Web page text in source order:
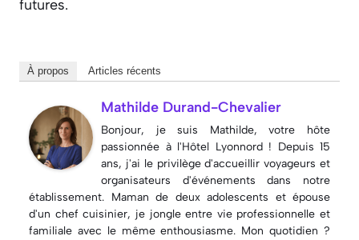
futures.
À propos Articles récents
Mathilde Durand-Chevalier
Bonjour, je suis Mathilde, votre hôte
passionnée à l'Hôtel Lyonnord ! Depuis 15
ans, j'ai le privilège d'accueillir voyageurs et
organisateurs d'événements dans notre
établissement. Maman de deux adolescents et épouse
d'un chef cuisinier, je jongle entre vie professionnelle et
familiale avec le même enthousiasme. Mon quotidien ?